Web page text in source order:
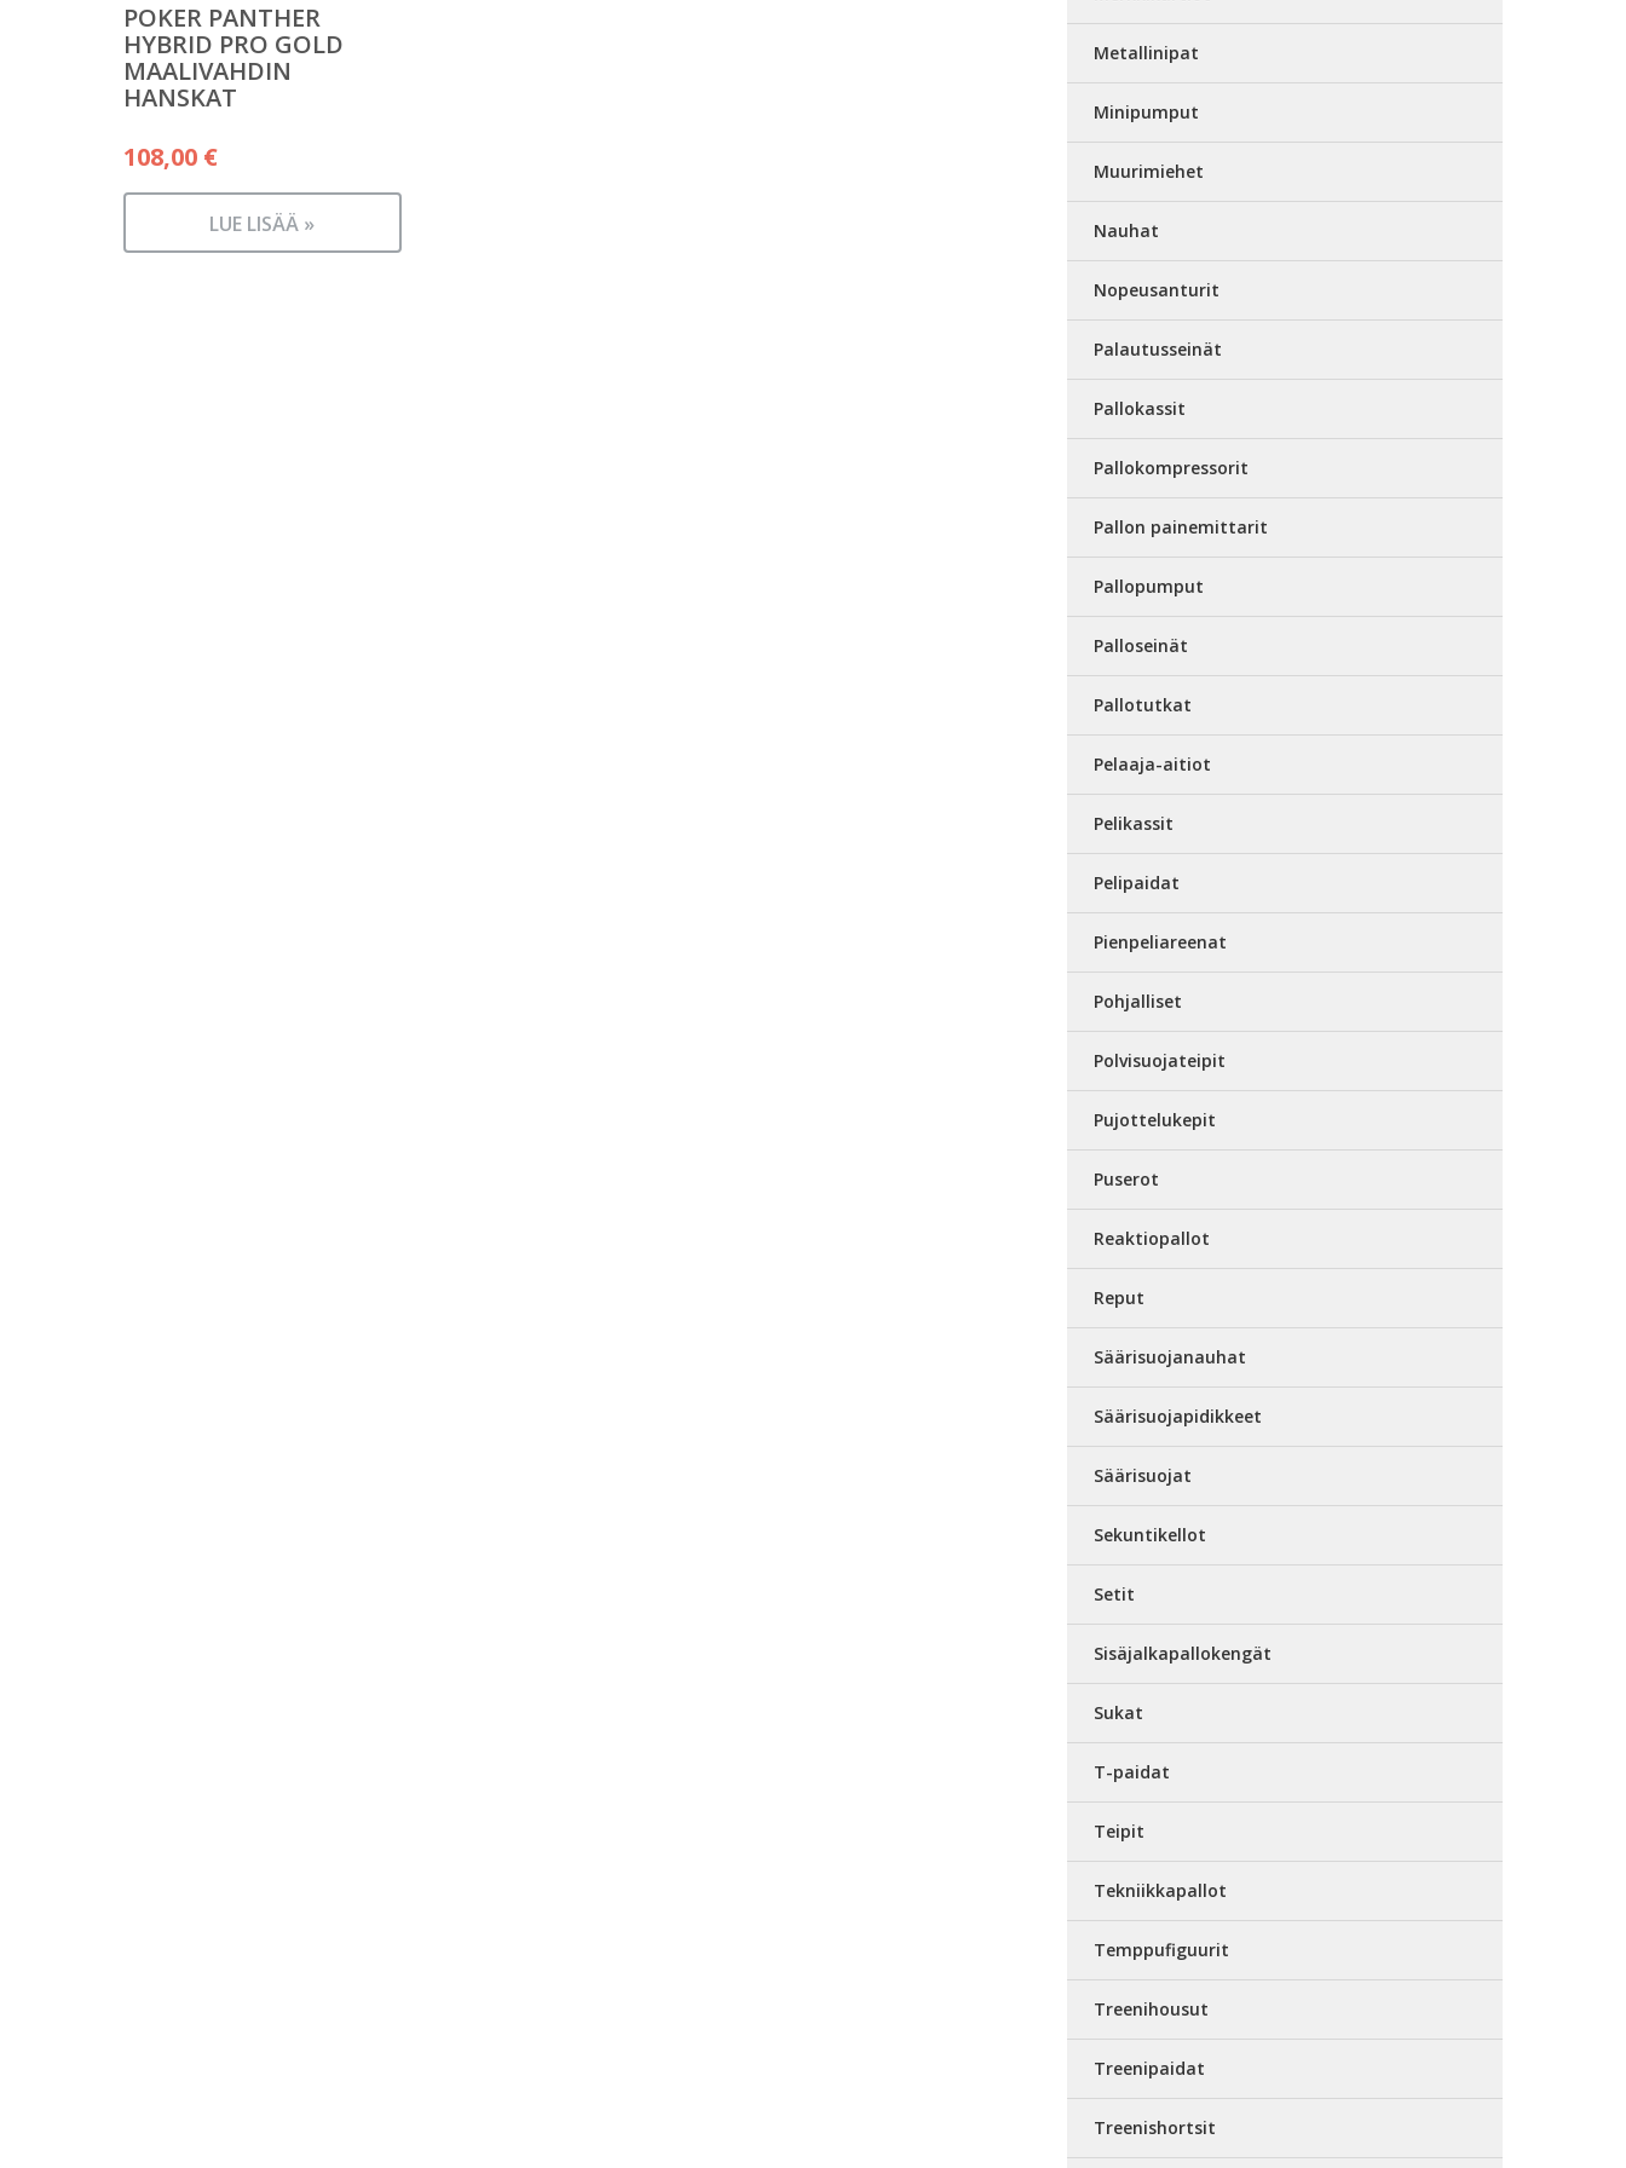
POKER PANTHER
HYBRID PRO GOLD
MAALIVAHDIN
HANSKAT
108,00 €
LUE LISÄÄ »
Metallinipat
Minipumput
Muurimiehet
Nauhat
Nopeusanturit
Palautusseinät
Pallokassit
Pallokompressorit
Pallon painemittarit
Pallopumput
Palloseinät
Pallotutkat
Pelaaja-aitiot
Pelikassit
Pelipaidat
Pienpeliareenat
Pohjalliset
Polvisuojateipit
Pujottelukepit
Puserot
Reaktiopallot
Reput
Säärisuojanauhat
Säärisuojapidikkeet
Säärisuojat
Sekuntikellot
Setit
Sisäjalkapallokengät
Sukat
T-paidat
Teipit
Tekniikkapallot
Temppufiguurit
Treenihousut
Treenipaidat
Treenishortsit